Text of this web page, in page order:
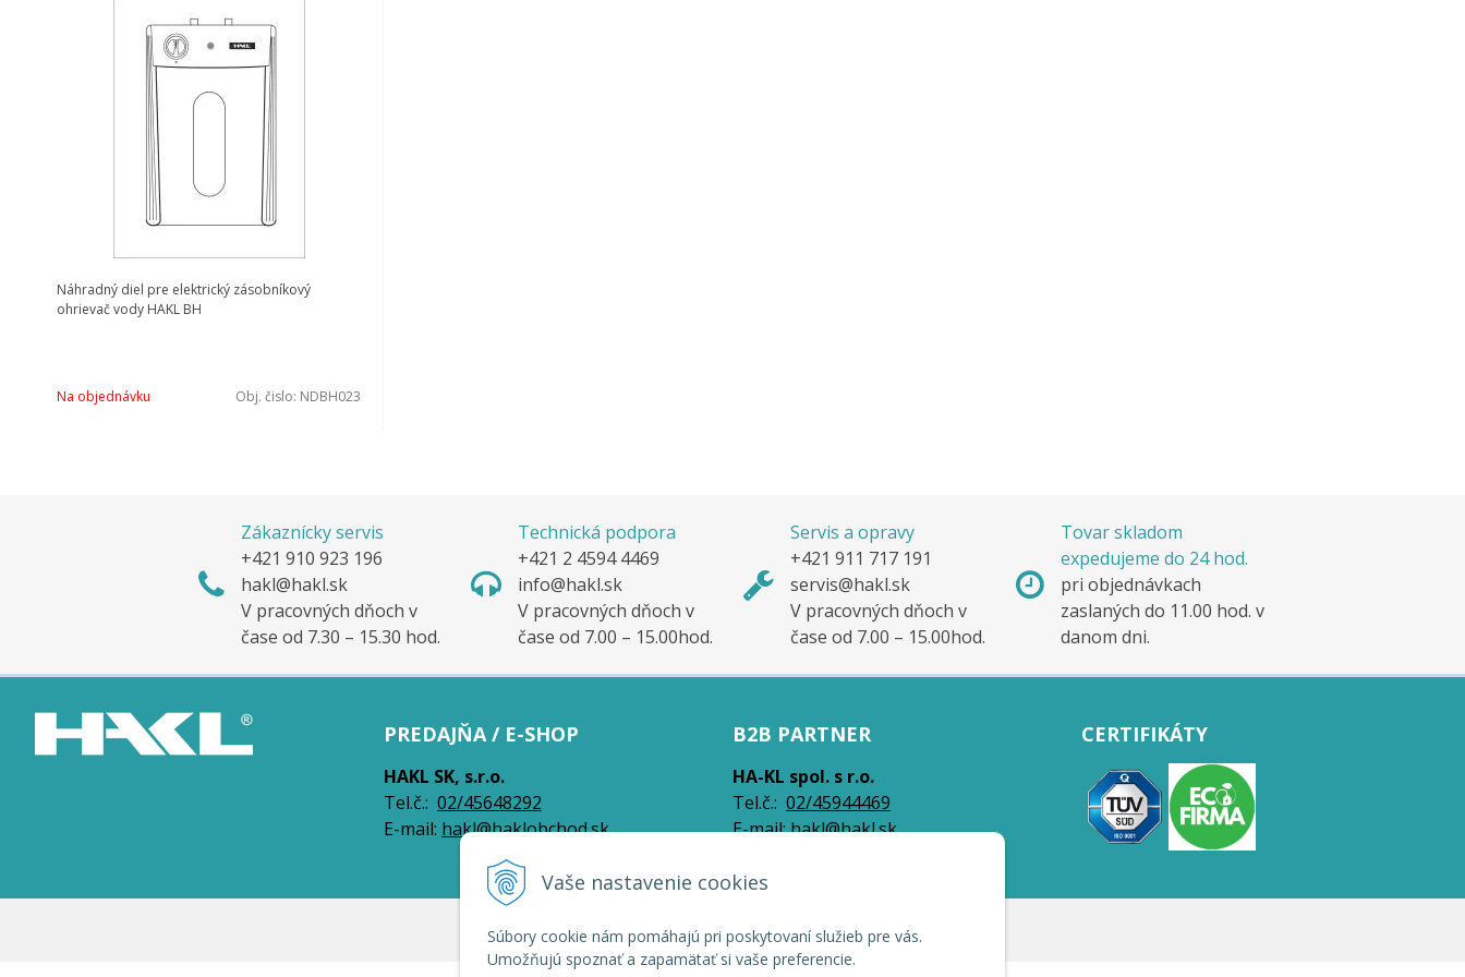
Vaše nastavenie cookies
Súbory cookie nám pomáhajú pri poskytovaní služieb pre vás.
Umožňujú spoznať a zapamätať si vaše preferencie.
Náhradný diel pre elektrický zásobníkový
ohrievač vody HAKL BH
Na objednávku Obj. čislo: NDBH023
Zákaznícky servis
+421 910 923 196
hakl@hakl.sk
V pracovných dňoch v
čase od 7.30 – 15.30 hod.
Technická podpora
+421 2 4594 4469
info@hakl.sk
V pracovných dňoch v
čase od 7.00 – 15.00hod.
Servis a opravy
+421 911 717 191
servis@hakl.sk
V pracovných dňoch v
čase od 7.00 – 15.00hod.
Tovar skladom
expedujeme do 24 hod.
pri objednávkach
zaslaných do 11.00 hod. v
danom dni.
PREDAJŇA / E-SHOP
HAKL SK, s.r.o.
Tel.č.: 02/45648292
E-mail: hakl@haklobchod.sk
B2B PARTNER
HA-KL spol. s r.o.
Tel.č.: 02/45944469
E-mail:hakl@hakl.sk
CERTIFIKÁTY
© 2026 HAKL | Veľkoobchod •NextShop&e-shop Pohoda Connector byNextCom s.r.o.